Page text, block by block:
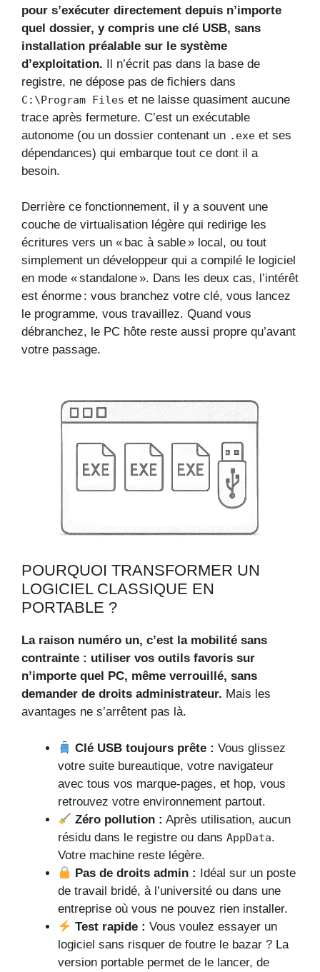
pour s’exécuter directement depuis n’importe
quel dossier, y compris une clé USB, sans
installation préalable sur le système
d’exploitation. Il n’écrit pas dans la base de
registre, ne dépose pas de fichiers dans
C:\Program Files et ne laisse quasiment aucune
trace après fermeture. C’est un exécutable
autonome (ou un dossier contenant un .exe et ses
dépendances) qui embarque tout ce dont il a
besoin.
Derrière ce fonctionnement, il y a souvent une
couche de virtualisation légère qui redirige les
écritures vers un « bac à sable » local, ou tout
simplement un développeur qui a compilé le logiciel
en mode « standalone ». Dans les deux cas, l’intérêt
est énorme : vous branchez votre clé, vous lancez
le programme, vous travaillez. Quand vous
débranchez, le PC hôte reste aussi propre qu’avant
votre passage.
POURQUOI TRANSFORMER UN
LOGICIEL CLASSIQUE EN
PORTABLE ?
La raison numéro un, c’est la mobilité sans
contrainte : utiliser vos outils favoris sur
n’importe quel PC, même verrouillé, sans
demander de droits administrateur. Mais les
avantages ne s’arrêtent pas là.
Clé USB toujours prête : Vous glissez
votre suite bureautique, votre navigateur
avec tous vos marque-pages, et hop, vous
retrouvez votre environnement partout.
Zéro pollution : Après utilisation, aucun
résidu dans le registre ou dans AppData.
Votre machine reste légère.
Pas de droits admin : Idéal sur un poste
de travail bridé, à l’université ou dans une
entreprise où vous ne pouvez rien installer.
Test rapide : Vous voulez essayer un
logiciel sans risquer de foutre le bazar ? La
version portable permet de le lancer, de